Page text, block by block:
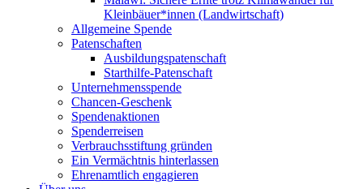
Kleinbäuer*innen (Landwirtschaft)
Allgemeine Spende
Patenschaften
Ausbildungspatenschaft
Starthilfe-Patenschaft
Unternehmensspende
Chancen-Geschenk
Spendenaktionen
Spenderreisen
Verbrauchsstiftung gründen
Ein Vermächtnis hinterlassen
Ehrenamtlich engagieren